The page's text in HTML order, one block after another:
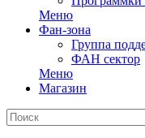
Меню
Фан-зона
Группа
ФАН сектор
Меню
Магазин